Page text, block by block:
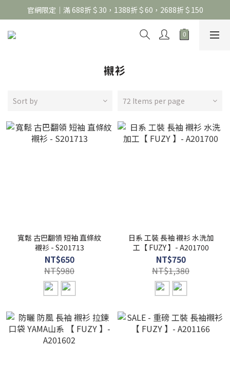
官網限定｜滿 688折＄30，1388折＄60，2688折＄150
官網限定｜滿 688折＄30，1388折＄60，2688折＄150
United Athle系列｜註冊會員299免運
襯衫
Sort by 72 Items per page
寬鬆 古巴翻領 短袖 直條紋
襯衫 - S201713
NT$650
NT$980
日系 工裝 長袖 襯衫 水洗加
工【 FUZY 】- A201700
NT$750
NT$1,380